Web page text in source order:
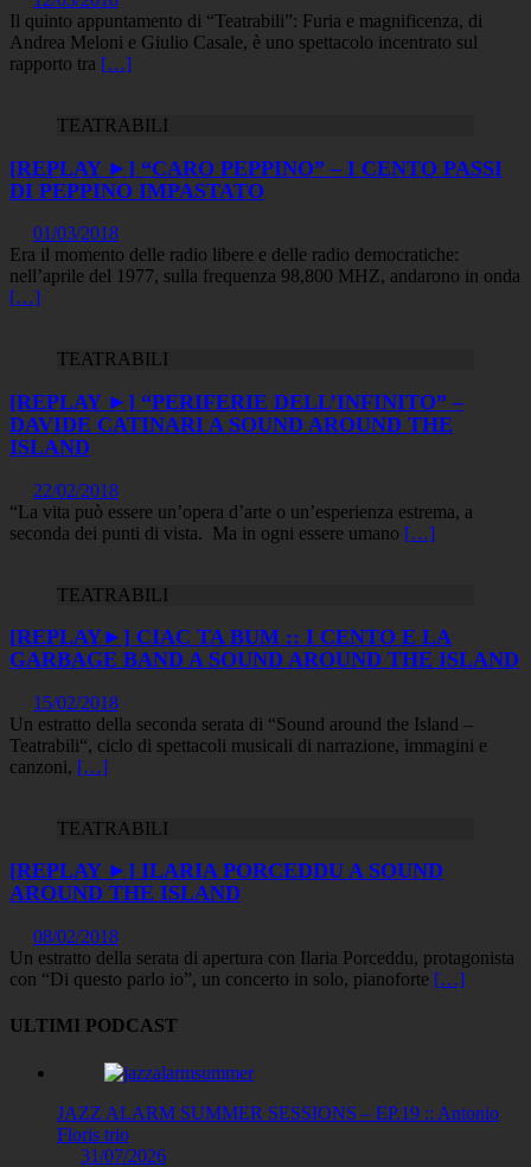
Il quinto appuntamento di “Teatrabili”: Furia e magnificenza, di
Andrea Meloni e Giulio Casale, è uno spettacolo incentrato sul
rapporto tra […]
TEATRABILI
[REPLAY ►] “CARO PEPPINO” – I CENTO PASSI
DI PEPPINO IMPASTATO
01/03/2018
Era il momento delle radio libere e delle radio democratiche:
nell’aprile del 1977, sulla frequenza 98,800 MHZ, andarono in onda
[…]
TEATRABILI
[REPLAY ►] “PERIFERIE DELL’INFINITO” –
DAVIDE CATINARI A SOUND AROUND THE
ISLAND
22/02/2018
“La vita può essere un’opera d’arte o un’esperienza estrema, a
seconda dei punti di vista. Ma in ogni essere umano […]
TEATRABILI
[REPLAY►] CIAC TA BUM :: I CENTO E LA
GARBAGE BAND A SOUND AROUND THE ISLAND
15/02/2018
Un estratto della seconda serata di “Sound around the Island –
Teatrabili“, ciclo di spettacoli musicali di narrazione, immagini e
canzoni, […]
TEATRABILI
[REPLAY ►] ILARIA PORCEDDU A SOUND
AROUND THE ISLAND
08/02/2018
Un estratto della serata di apertura con Ilaria Porceddu, protagonista
con “Di questo parlo io”, un concerto in solo, pianoforte […]
ULTIMI PODCAST
JAZZ ALARM SUMMER SESSIONS – EP.19 :: Antonio
Floris trio
31/07/2026